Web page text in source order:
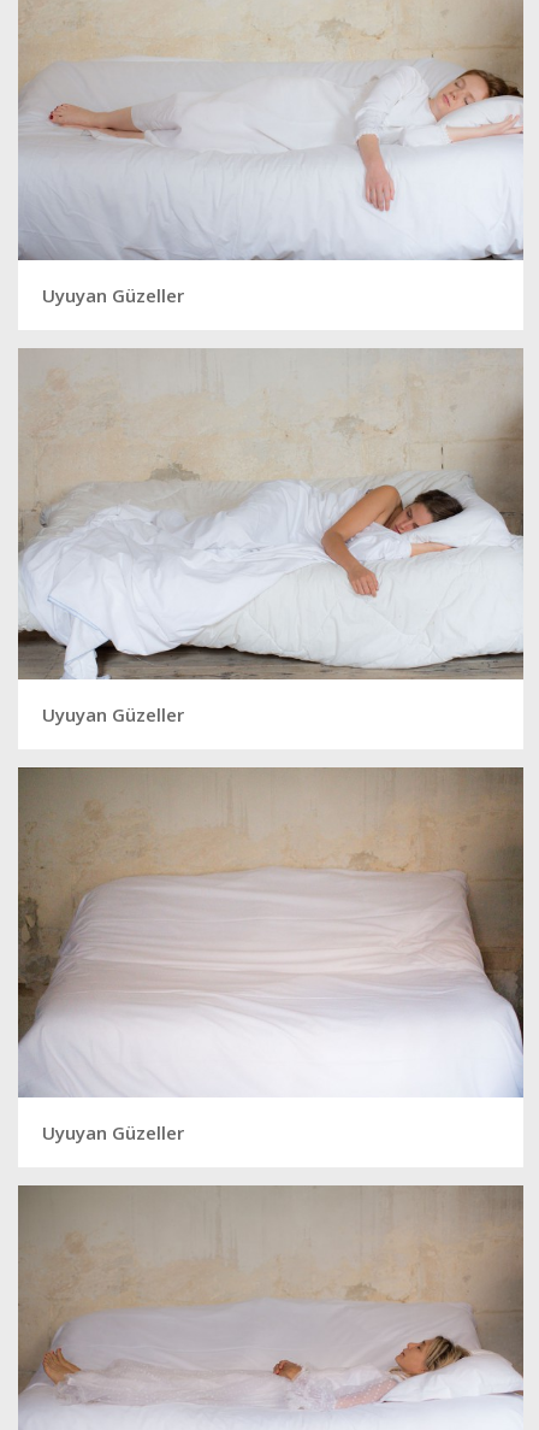
Uyuyan Güzeller
Uyuyan Güzeller
Uyuyan Güzeller